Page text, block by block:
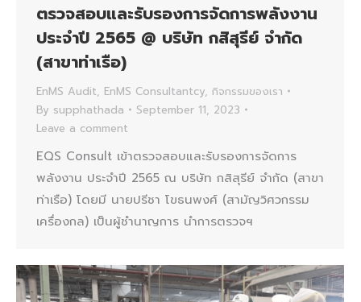
ตรวจสอบและรับรองการจัดการพลังงาน
ประจำปี 2565 @ บริษัท กสิสุรีย์ จำกัด
(สาขาท่าเรือ)
EnMS Audit, EnMS Consultantcy, กิจกรรมของเรา
By supphathada
September 11, 2023
Leave a comment
EQS Consult เข้าตรวจสอบและรับรองการจัดการ
พลังงาน ประจำปี 2565 ณ บริษัท กสิสุรีย์ จำกัด (สาขา
ท่าเรือ) โดยมี นายปรีชา โขธนพงศ์ (สามัญวิศวกรรม
เครื่องกล) เป็นผู้ชำนาญการ นำการตรวจฯ